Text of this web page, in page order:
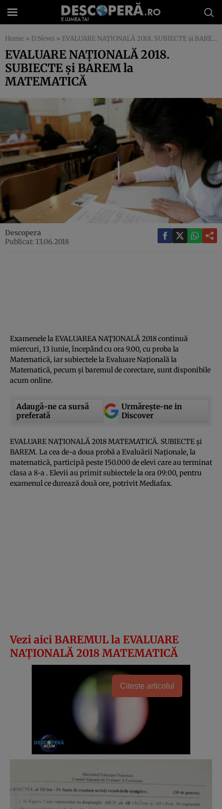
Home » D:News » EVALUARE NAŢIONALĂ 2018. SUBIECTE şi BAREM la MATEMATICĂ
EVALUARE NAŢIONALĂ 2018.
SUBIECTE şi BAREM la
MATEMATICĂ
Descopera
Publicat: 13.06.2018
Examenele la EVALUAREA NAŢIONALĂ 2018 continuă
miercuri, 13 iunie, începând cu ora 9.00, cu proba la
Matematică, iar subiectele la Evaluare Naţională la
Matematică, pecum şi baremul de corectare, sunt disponibile
acum online.
Adaugă-ne ca sursă
preferată
Urmărește-ne in
Discover
EVALUARE NAŢIONALĂ 2018 MATEMATICĂ. SUBIECTE şi
BAREM. La cea de-a doua probă a Evaluării Naţionale, la
matematică, participă peste 150.000 de elevi care au terminat
clasa a 8-a . Elevii au primit subiectele la ora 09:00, pentru
examenul ce durează două ore, potrivitMediafax.
Vezi aici BAREMUL la EVALUARE
NAŢIONALĂ 2018 MATEMATICĂ
Citește articolul